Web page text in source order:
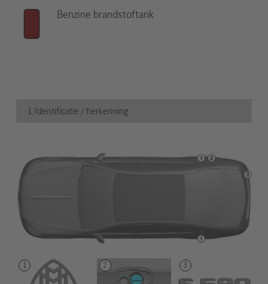
Benzine brandstoftank
1. Identificatie / herkenning